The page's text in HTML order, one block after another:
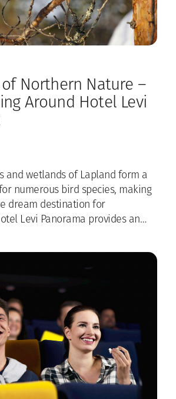
of Northern Nature –
Around Hotel Levi
and wetlands of Lapland form a
numerous bird species, making
dream destination for
Levi Panorama provides an…